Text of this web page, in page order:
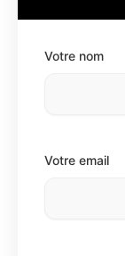
Votre nom
Votre email